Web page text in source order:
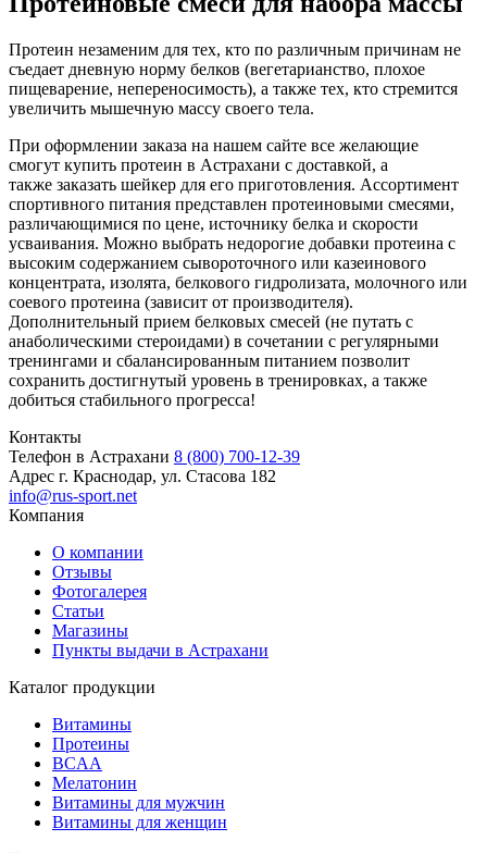
Протеин незаменим для тех, кто по различным причинам не
съедает дневную норму белков (вегетарианство, плохое
пищеварение, непереносимость), а также тех, кто стремится
увеличить мышечную массу своего тела.
При оформлении заказа на нашем сайте все желающие
смогут купить протеин в Астрахани с доставкой, а
также заказать шейкер для его приготовления. Ассортимент
спортивного питания представлен протеиновыми смесями,
различающимися по цене, источнику белка и скорости
усваивания. Можно выбрать недорогие добавки протеина с
высоким содержанием сывороточного или казеинового
концентрата, изолята, белкового гидролизата, молочного или
соевого протеина (зависит от производителя).
Дополнительный прием белковых смесей (не путать с
анаболическими стероидами) в сочетании с регулярными
тренингами и сбалансированным питанием позволит
сохранить достигнутый уровень в тренировках, а также
добиться стабильного прогресса!
Контакты
Телефон в Астрахани 8 (800) 700-12-39
Адрес г. Краснодар, ул. Стасова 182
info@rus-sport.net
Компания
О компании
Отзывы
Фотогалерея
Статьи
Магазины
Пункты выдачи в Астрахани
Каталог продукции
Витамины
Протеины
BCAA
Мелатонин
Витамины для мужчин
Витамины для женщин